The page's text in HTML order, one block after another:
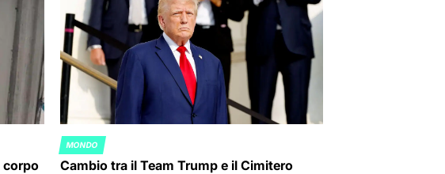
corpo
POSTED
IN
MONDO
Cambio tra il Team Trump e il Cimitero